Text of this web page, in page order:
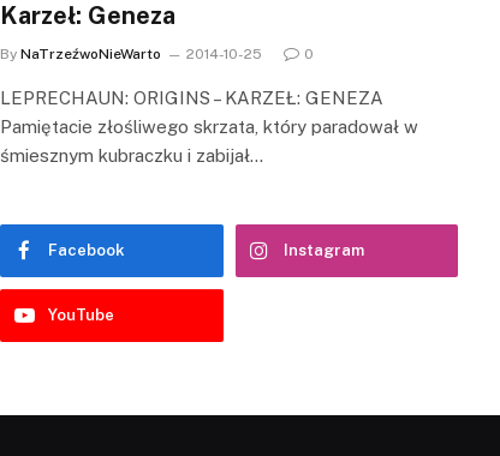
Karzeł: Geneza
By NaTrzeźwoNieWarto 2014-10-25 0
LEPRECHAUN: ORIGINS – KARZEŁ: GENEZA
Pamiętacie złośliwego skrzata, który paradował w
śmiesznym kubraczku i zabijał…
Facebook Instagram
YouTube